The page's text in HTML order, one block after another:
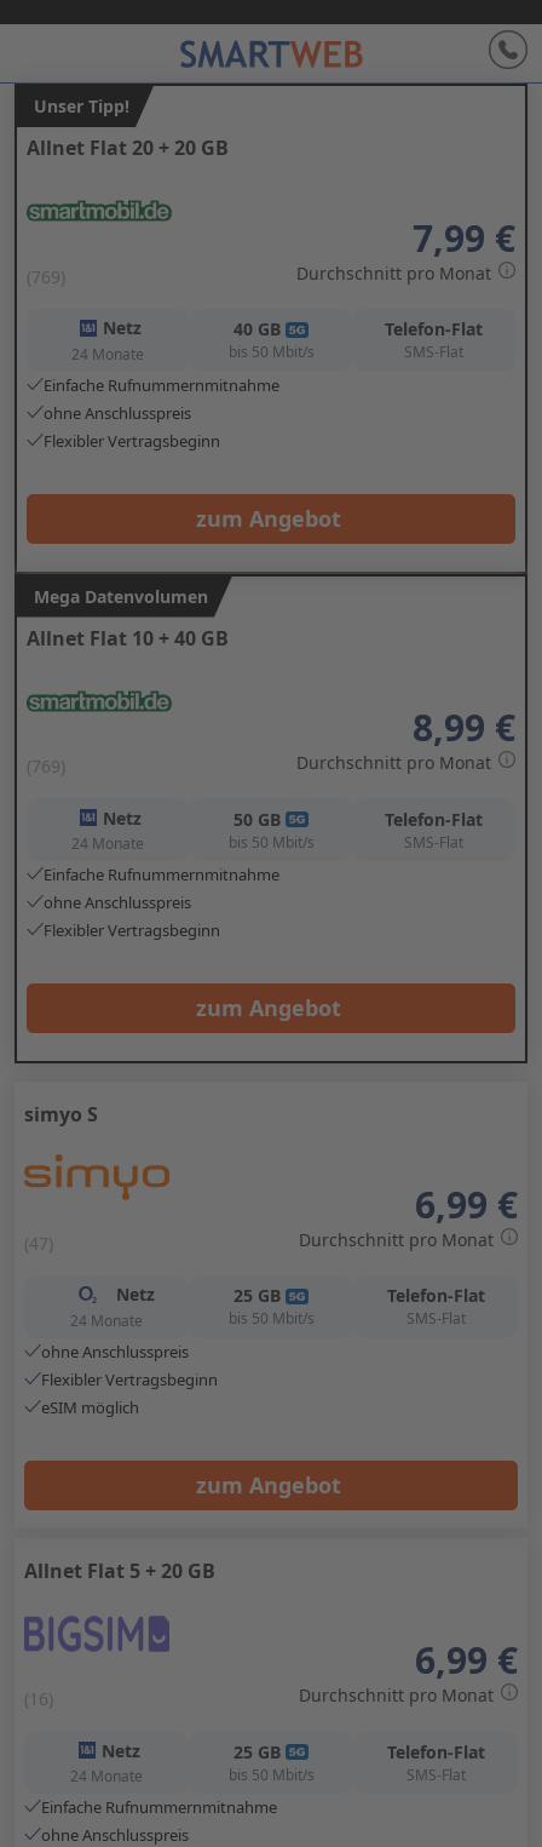
Unser Tipp!
Allnet Flat 20 + 20 GB
(769)
7,99 €
Durchschnitt pro Monat
Netz
24 Monate
40 GB
bis 50 Mbit/s
Telefon-Flat
SMS-Flat
Einfache Rufnummernmitnahme
ohne Anschlusspreis
Flexibler Vertragsbeginn
zum Angebot
Mega Datenvolumen
Allnet Flat 10 + 40 GB
(769)
8,99 €
Durchschnitt pro Monat
Netz
24 Monate
50 GB
bis 50 Mbit/s
Telefon-Flat
SMS-Flat
Einfache Rufnummernmitnahme
ohne Anschlusspreis
Flexibler Vertragsbeginn
zum Angebot
simyo S
(47)
6,99 €
Durchschnitt pro Monat
Netz
24 Monate
25 GB
bis 50 Mbit/s
Telefon-Flat
SMS-Flat
ohne Anschlusspreis
Flexibler Vertragsbeginn
eSIM möglich
zum Angebot
Allnet Flat 5 + 20 GB
(16)
6,99 €
Durchschnitt pro Monat
Netz
24 Monate
25 GB
bis 50 Mbit/s
Telefon-Flat
SMS-Flat
Einfache Rufnummernmitnahme
ohne Anschlusspreis